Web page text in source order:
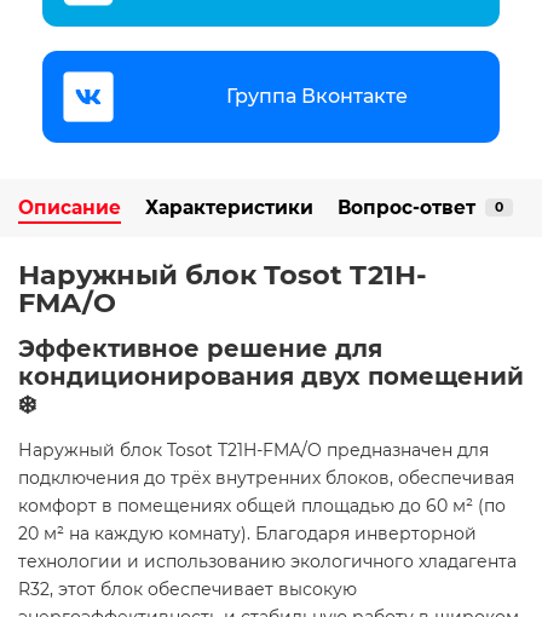
Группа Вконтакте
Описание Характеристики Вопрос-ответ 0
Наружный блок Tosot T21H-
FMA/O
Эффективное решение для
кондиционирования двух помещений
❄️
Наружный блок Tosot T21H-FMA/O предназначен для
подключения до трёх внутренних блоков, обеспечивая
комфорт в помещениях общей площадью до 60 м² (по
20 м² на каждую комнату). Благодаря инверторной
технологии и использованию экологичного хладагента
R32, этот блок обеспечивает высокую